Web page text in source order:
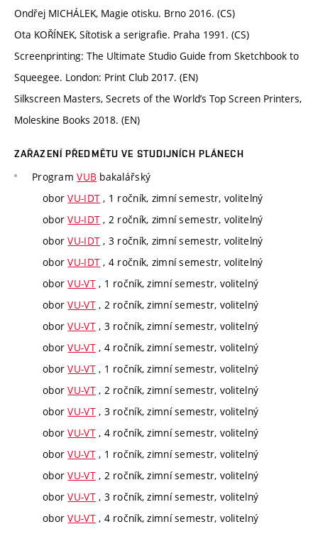
Ondřej MICHÁLEK, Magie otisku. Brno 2016. (CS)
Ota KOŘÍNEK, Sítotisk a serigrafie. Praha 1991. (CS)
Screenprinting: The Ultimate Studio Guide from Sketchbook to
Squeegee. London: Print Club 2017. (EN)
Silkscreen Masters, Secrets of the World’s Top Screen Printers,
Moleskine Books 2018. (EN)
ZAŘAZENÍ PŘEDMĚTU VE STUDIJNÍCH PLÁNECH
ProgramVUB bakalářský
oborVU-IDT , 1 ročník, zimní semestr, volitelný
oborVU-IDT , 2 ročník, zimní semestr, volitelný
oborVU-IDT , 3 ročník, zimní semestr, volitelný
oborVU-IDT , 4 ročník, zimní semestr, volitelný
oborVU-VT, 1 ročník, zimní semestr, volitelný
oborVU-VT, 2 ročník, zimní semestr, volitelný
oborVU-VT, 3 ročník, zimní semestr, volitelný
oborVU-VT, 4 ročník, zimní semestr, volitelný
oborVU-VT, 1 ročník, zimní semestr, volitelný
oborVU-VT, 2 ročník, zimní semestr, volitelný
oborVU-VT, 3 ročník, zimní semestr, volitelný
oborVU-VT, 4 ročník, zimní semestr, volitelný
oborVU-VT, 1 ročník, zimní semestr, volitelný
oborVU-VT, 2 ročník, zimní semestr, volitelný
oborVU-VT, 3 ročník, zimní semestr, volitelný
oborVU-VT, 4 ročník, zimní semestr, volitelný